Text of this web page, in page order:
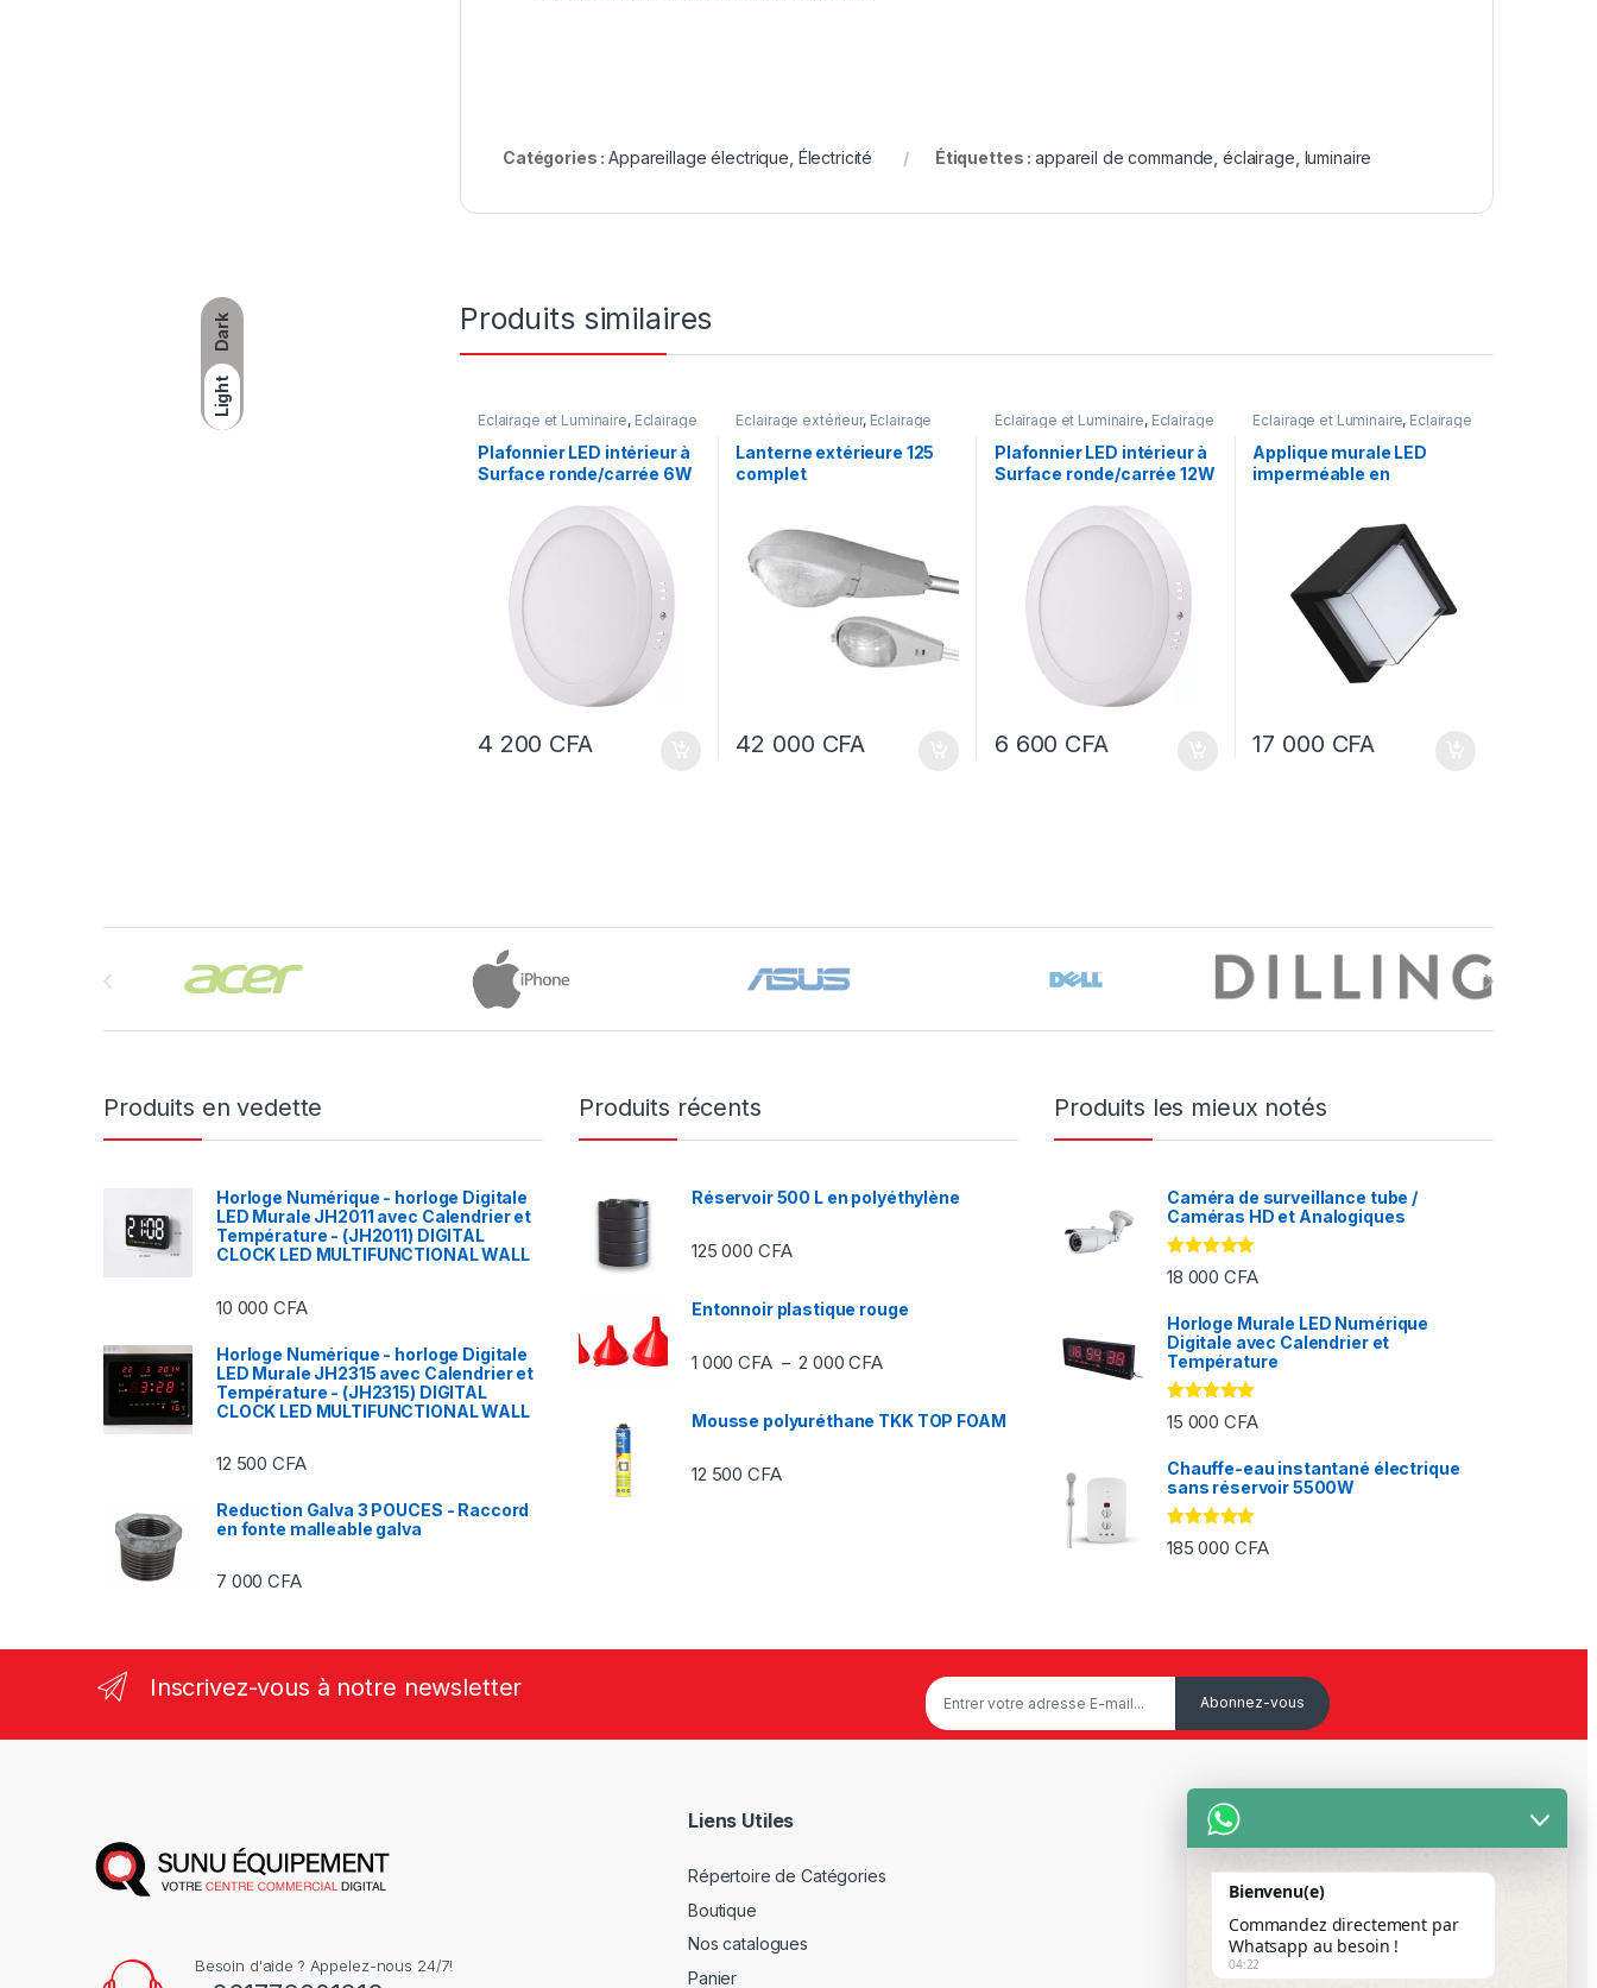
Dark
Light
Catégories :Appareillage électrique Électricité Étiquettes :appareil de commande ,éclairage luminaire
Produits similaires
Éclairage et Luminaire, Eclairage
Plafonnier LED intérieur à
Surface ronde/carrée 6W
4 200 CFA
Eclairage extérieur, Eclairage
Lanterne extérieure 125
complet
42 000 CFA
Éclairage et Luminaire, Eclairage
Plafonnier LED intérieur à
Surface ronde/carrée 12W
6 600 CFA
Éclairage et Luminaire, Eclairage
Applique murale LED
imperméable en
17 000 CFA
Produits en vedette
Horloge Numérique - horloge Digitale
LED Murale JH2011 avec Calendrier et
Température - (JH2011) DIGITAL
CLOCK LED MULTIFUNCTIONAL WALL
10 000CFA
Horloge Numérique - horloge Digitale
LED Murale JH2315 avec Calendrier et
Température - (JH2315) DIGITAL
CLOCK LED MULTIFUNCTIONAL WALL
12 500CFA
Reduction Galva 3 POUCES - Raccord
en fonte malleable galva
7 000CFA
Produits récents
Réservoir 500 L en polyéthylène
125 000 CFA
Entonnoir plastique rouge
1 000CFA – 2 000CFAPlage de prix : 1 000 CFA à 2 000 CFA
Mousse polyuréthane TKK TOP FOAM
12 500CFA
Produits les mieux notés
Caméra de surveillance tube /
Caméras HD et Analogiques
Note5.00
sur 5
18 000CFA
Horloge Murale LED Numérique
Digitale avec Calendrier et
Température
Note5.00
sur 5
15 000CFA
Chauffe-eau instantané électrique
sans réservoir 5500W
Note5.00
sur 5
185 000 CFA
Inscrivez-vous à notre newsletter
Besoin d'aide ? Appelez-nous 24/7!
Liens Utiles
Répertoire de Catégories
Boutique
Nos catalogues
Panier
Service Client
Mon Compte
Paiement Par Wave & Orange
Money
Bienvenu(e)
Commandez directement par
Whatsapp au besoin !
04:22